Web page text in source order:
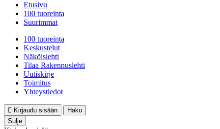
Etusivu
100 tuoreinta
Suurimmat
100 tuoreinta
Keskustelut
Näköislehti
Tilaa Rakennuslehti
Uutiskirje
Toimitus
Yhteystiedot
Kirjaudu sisään
Haku
Sulje